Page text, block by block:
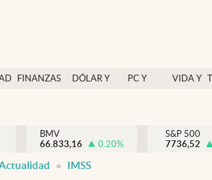
FINANZAS
DÓLAR Y
PC Y
VIDA Y
México
BMV
66.833,16
0.20%
S&P 500
7736,52
IMSS